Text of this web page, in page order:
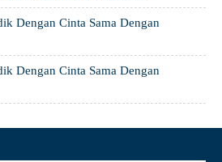
Dengan Cinta Sama Dengan
Dengan Cinta Sama Dengan